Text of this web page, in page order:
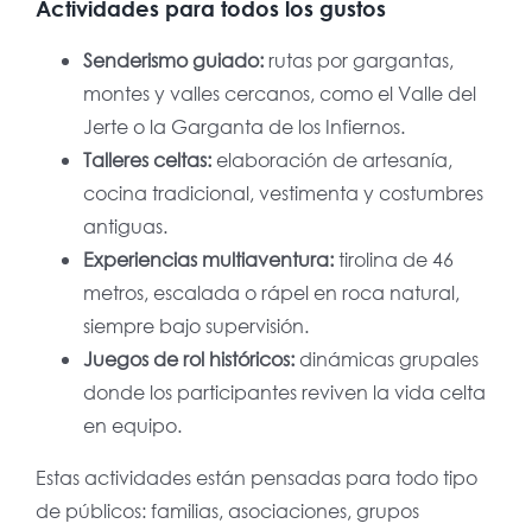
Actividades para todos los gustos
Senderismo guiado:rutas por gargantas,
montes y valles cercanos, como el Valle del
Jerte o la Garganta de los Infiernos.
Talleres celtas:elaboración de artesanía,
cocina tradicional, vestimenta y costumbres
antiguas.
Experiencias multiaventura:tirolina de 46
metros, escalada o rápel en roca natural,
siempre bajo supervisión.
Juegos de rol históricos: dinámicas grupales
donde los participantes reviven la vida celta
en equipo.
Estas actividades están pensadas para todo tipo
de públicos: familias, asociaciones, grupos